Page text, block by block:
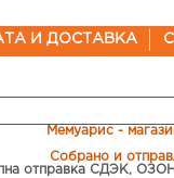
И ДОСТАВКА
Мемуарис -
Собрано и
отправка СДЭК,